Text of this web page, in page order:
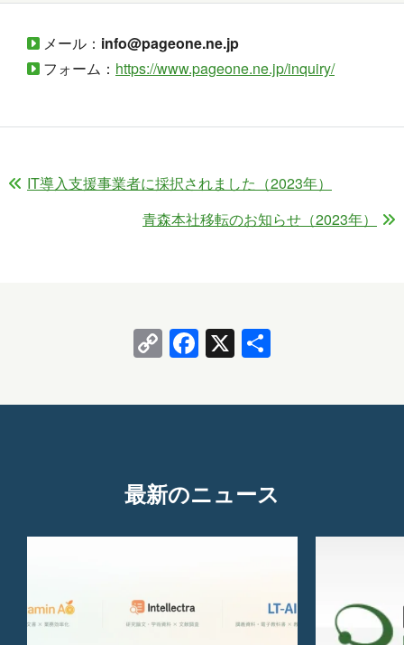
メール： info@pageone.ne.jp
フォーム： https://www.pageone.ne.jp/inquiry/
IT導入支援事業者に採択されました（2023年）
青森本社移転のお知らせ（2023年）
Copy
Link
Facebook
X
最新のニュース